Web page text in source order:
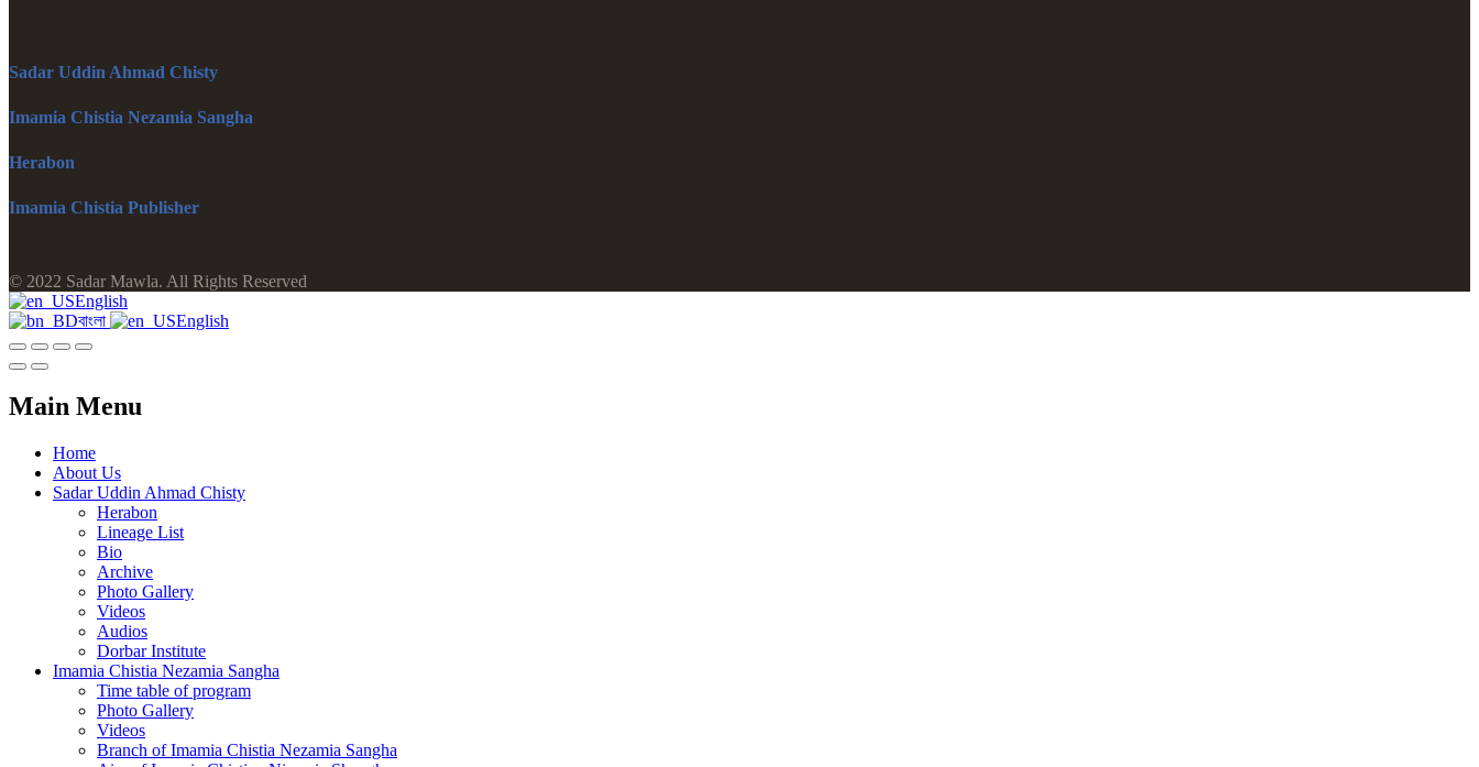
Sadar Uddin Ahmad Chisty
Imamia Chistia Nezamia Sangha
Herabon
Imamia Chistia Publisher
© 2022 Sadar Mawla. All Rights Reserved
English
বাংলা
English
Main Menu
Home
About Us
Sadar Uddin Ahmad Chisty
Herabon
Lineage List
Bio
Archive
Photo Gallery
Videos
Audios
Dorbar Institute
Imamia Chistia Nezamia Sangha
Time table of program
Photo Gallery
Videos
Branch of Imamia Chistia Nezamia Sangha